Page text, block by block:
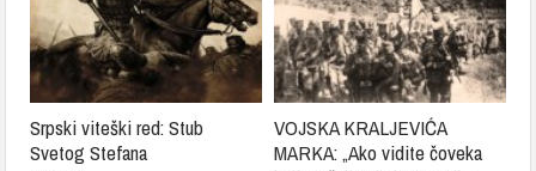
Srpski viteški red: Stub
Svetog Stefana
VOJSKA KRALJEVIĆA
MARKA: „Ako vidite čoveka